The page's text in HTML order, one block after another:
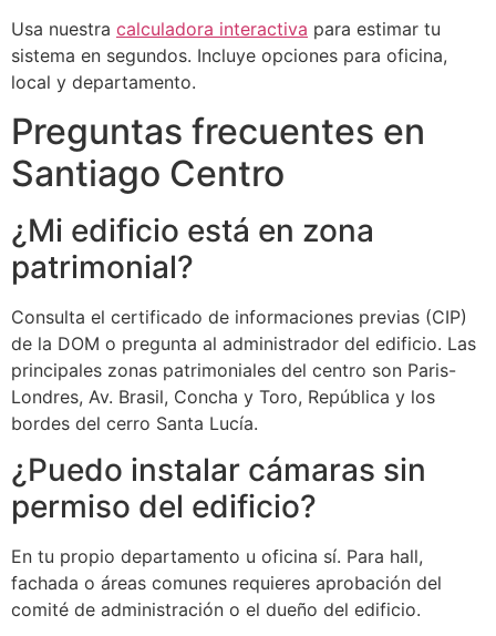
Usa nuestra calculadora interactiva para estimar tu
sistema en segundos. Incluye opciones para oficina,
local y departamento.
Preguntas frecuentes en
Santiago Centro
¿Mi edificio está en zona
patrimonial?
Consulta el certificado de informaciones previas (CIP)
de la DOM o pregunta al administrador del edificio. Las
principales zonas patrimoniales del centro son Paris-
Londres, Av. Brasil, Concha y Toro, República y los
bordes del cerro Santa Lucía.
¿Puedo instalar cámaras sin
permiso del edificio?
En tu propio departamento u oficina sí. Para hall,
fachada o áreas comunes requieres aprobación del
comité de administración o el dueño del edificio.